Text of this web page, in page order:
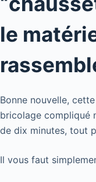
le
Bonne nouvelle,
bricolage compliqué
de dix minutes, tout
Il vous faut